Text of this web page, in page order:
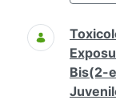
Bis(2-